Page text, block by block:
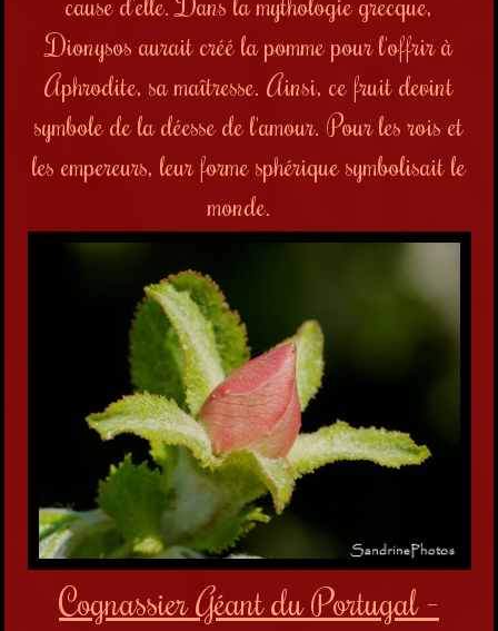
Dionysos aurait créé la pomme pour l'offrir à
Aphrodite, sa maîtresse. Ainsi, ce fruit devint
symbole de la déesse de l'amour. Pour les rois et
les empereurs, leur forme sphérique symbolisait le
monde.
Cognassier Géant du Portugal -